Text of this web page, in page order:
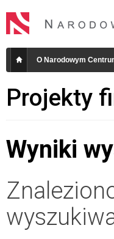
O Narodowym
Projekty
Wyniki